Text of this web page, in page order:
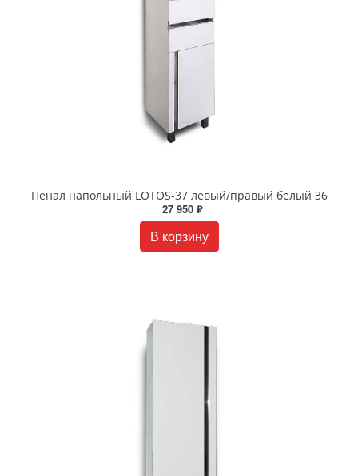
Пенал напольный LOTOS-37 левый/правый белый 36
27 950 ₽
В корзину